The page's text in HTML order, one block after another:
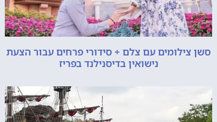
סשן צילומים עם צלם + סידורי פרחים עבור הצעת
נישואין בדיסנילנד בפריז